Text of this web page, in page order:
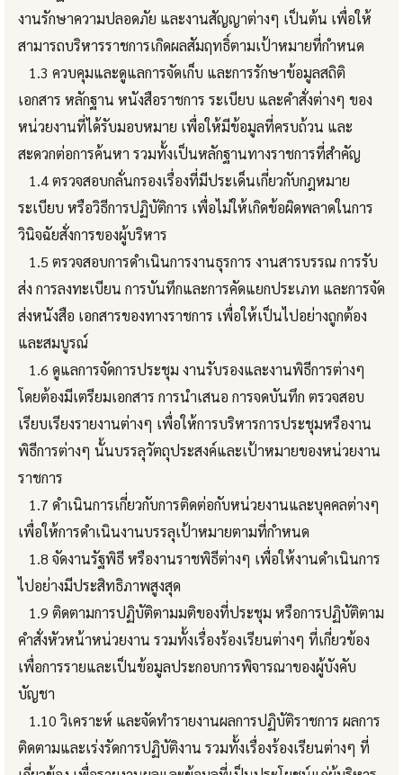
งานรักษาความปลอดภัย และงานสัญญาต่างๆ เป็นต้น เพื่อให้
สามารถบริหารราชการเกิดผลสัมฤทธิ์ตามเป้าหมายที่กำหนด
1.3 ควบคุมและดูแลการจัดเก็บ และการรักษาข้อมูลสถิติ
เอกสาร หลักฐาน หนังสือราชการ ระเบียบ และคำสั่งต่างๆ ของ
หน่วยงานที่ได้รับมอบหมาย เพื่อให้มีข้อมูลที่ครบถ้วน และ
สะดวกต่อการค้นหา รวมทั้งเป็นหลักฐานทางราชการที่สำคัญ
1.4 ตรวจสอบกลั่นกรองเรื่องที่มีประเด็นเกี่ยวกับกฎหมาย
ระเบียบ หรือวิธีการปฏิบัติการ เพื่อไม่ให้เกิดข้อผิดพลาดในการ
วินิจฉัยสั่งการของผู้บริหาร
1.5 ตรวจสอบการดำเนินการงานธุรการ งานสารบรรณ การรับ
ส่ง การลงทะเบียน การบันทึกและการคัดแยกประเภท และการจัด
ส่งหนังสือ เอกสารของทางราชการ เพื่อให้เป็นไปอย่างถูกต้อง
และสมบูรณ์
1.6 ดูแลการจัดการประชุม งานรับรองและงานพิธีการต่างๆ
โดยต้องมีเตรียมเอกสาร การนำเสนอ การจดบันทึก ตรวจสอบ
เรียบเรียงรายงานต่างๆ เพื่อให้การบริหารการประชุมหรืองาน
พิธีการต่างๆ นั้นบรรลุวัตถุประสงค์และเป้าหมายของหน่วยงาน
ราชการ
1.7 ดำเนินการเกี่ยวกับการติดต่อกับหน่วยงานและบุคคลต่างๆ
เพื่อให้การดำเนินงานบรรลุเป้าหมายตามที่กำหนด
1.8 จัดงานรัฐพิธี หรืองานราชพิธีต่างๆ เพื่อให้งานดำเนินการ
ไปอย่างมีประสิทธิภาพสูงสุด
1.9 ติดตามการปฏิบัติตามมติของที่ประชุม หรือการปฏิบัติตาม
คำสั่งหัวหน้าหน่วยงาน รวมทั้งเรื่องร้องเรียนต่างๆ ที่เกี่ยวข้อง
เพื่อการรายและเป็นข้อมูลประกอบการพิจารณาของผู้บังคับ
บัญชา
1.10 วิเคราะห์ และจัดทำรายงานผลการปฏิบัติราชการ ผลการ
ติดตามและเร่งรัดการปฏิบัติงาน รวมทั้งเรื่องร้องเรียนต่างๆ ที่